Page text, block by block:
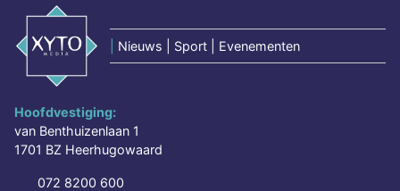
Nieuws | Sport | Evenementen
Hoofdvestiging:
van Benthuizenlaan 1
1701 BZ Heerhugowaard
072 8200 600